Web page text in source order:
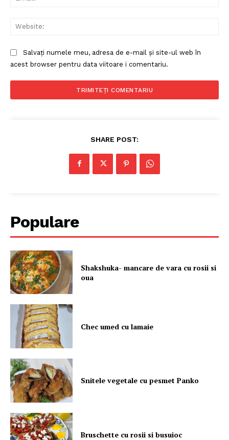
Salvați numele meu, adresa de e-mail și site-ul web în
acest browser pentru data viitoare i comentariu.
SHARE POST:
Populare
Shakshuka- mancare de vara cu rosii si
oua
Chec umed cu lamaie
Snitele vegetale cu pesmet Panko
Bruschette cu rosii si busuioc